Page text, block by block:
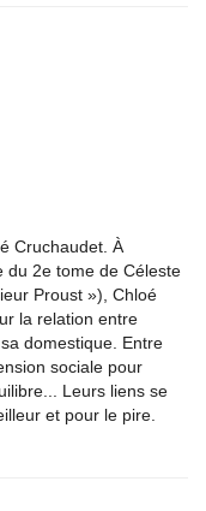
Cruchaudet. À
du 2e tome de Céleste
Proust »), Chloé
la relation entre
domestique. Entre
sociale pour
Leurs liens se
et pour le pire.